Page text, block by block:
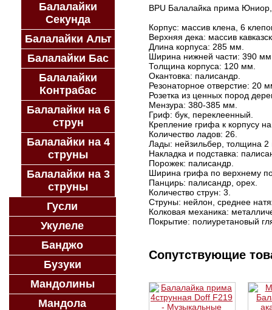
BPU Балалайка прима
Корпус: массив клена, 6
Верхняя дека: массив
Длина корпуса: 285 мм.
Ширина нижней части: 390
Толщина корпуса: 120 мм.
Окантовка: палисандр.
Резонаторное отверстие: 20
Розетка из ценных пород
Мензура: 380-385 мм.
Гриф: бук, переклеенный.
Крепление грифа к корпусу
Количество ладов: 26.
Лады: нейзильбер, толщина
Накладка и подставка:
Порожек: палисандр.
Ширина грифа по верхнему
Панцирь: палисандр, орех.
Количество струн: 3.
Струны: нейлон, среднее
Колковая механика:
Покрытие: полиуретановый
Сопутствующие
Балалайки
Секунда
Балалайки Альт
Балалайки Бас
Балалайки
Контрабас
Балалайки на 6
струн
Балалайки на 4
струны
Балалайки на 3
струны
Гусли
Укулеле
Банджо
Бузуки
Мандолины
Мандола